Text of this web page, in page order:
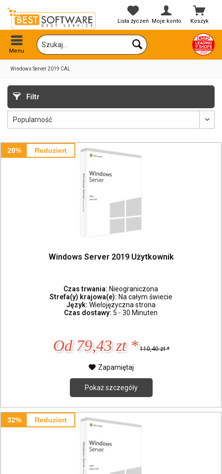
Koszyk
Lista życzeń Moje konto
Menu
Windows Server 2019 CAL
Filtr
28% Reduziert
Windows Server 2019 Użytkownik
Czas trwania: Nieograniczona
Strefa(y) krajowa(e): Na całym świecie
Język: Wielojęzyczna strona
Czas dostawy: 5 - 30 Minuten
Od 79,43 zt * 110,40 zt *
Zapamiętaj
Pokaż szczegóły
32% Reduziert